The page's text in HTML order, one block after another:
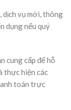
dịch vụ mới, thông
dụng nếu quý
cung cấp để hỗ
thực hiện các
toán trực